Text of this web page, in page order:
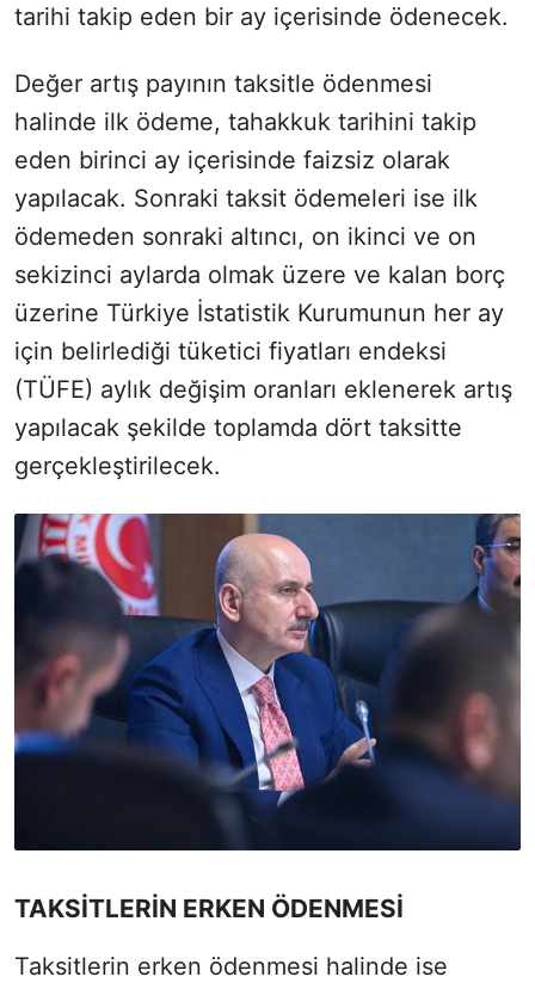
tarihi takip eden bir ay içerisinde ödenecek.
Değer artış payının taksitle ödenmesi
halinde ilk ödeme, tahakkuk tarihini takip
eden birinci ay içerisinde faizsiz olarak
yapılacak. Sonraki taksit ödemeleri ise ilk
ödemeden sonraki altıncı, on ikinci ve on
sekizinci aylarda olmak üzere ve kalan borç
üzerine Türkiye İstatistik Kurumunun her ay
için belirlediği tüketici fiyatları endeksi
(TÜFE) aylık değişim oranları eklenerek artış
yapılacak şekilde toplamda dört taksitte
gerçekleştirilecek.
TAKSİTLERİN ERKEN ÖDENMESİ
Taksitlerin erken ödenmesi halinde ise